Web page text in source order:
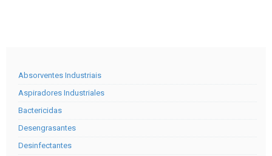
Absorventes Industriais
Aspiradores Industriales
Bactericidas
Desengrasantes
Desinfectantes